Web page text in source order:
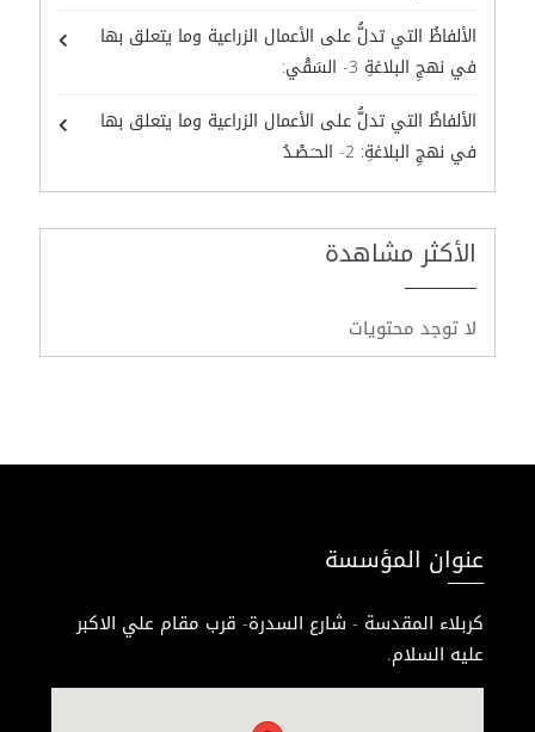
الألفاظُ التي تدلُّ على الأعمال الزراعية وما يتعلق بها
في نهجِ البلاغةِ 3- السَقْي:
الألفاظُ التي تدلُّ على الأعمال الزراعية وما يتعلق بها
في نهجِ البلاغةِ: 2- الحـَـصْـدُ
الأكثر مشاهدة
لا توجد محتويات
عنوان المؤسسة
كربلاء المقدسة - شارع السدرة- قرب مقام علي الاكبر
عليه السلام.